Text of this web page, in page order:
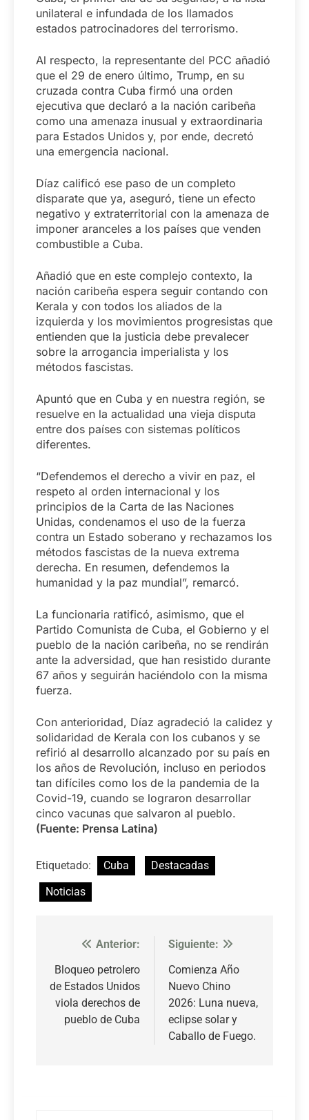
unilateral e infundada de los llamados
estados patrocinadores del terrorismo.
Al respecto, la representante del PCC añadió
que el 29 de enero último, Trump, en su
cruzada contra Cuba firmó una orden
ejecutiva que declaró a la nación caribeña
como una amenaza inusual y extraordinaria
para Estados Unidos y, por ende, decretó
una emergencia nacional.
Díaz calificó ese paso de un completo
disparate que ya, aseguró, tiene un efecto
negativo y extraterritorial con la amenaza de
imponer aranceles a los países que venden
combustible a Cuba.
Añadió que en este complejo contexto, la
nación caribeña espera seguir contando con
Kerala y con todos los aliados de la
izquierda y los movimientos progresistas que
entienden que la justicia debe prevalecer
sobre la arrogancia imperialista y los
métodos fascistas.
Apuntó que en Cuba y en nuestra región, se
resuelve en la actualidad una vieja disputa
entre dos países con sistemas políticos
diferentes.
“Defendemos el derecho a vivir en paz, el
respeto al orden internacional y los
principios de la Carta de las Naciones
Unidas, condenamos el uso de la fuerza
contra un Estado soberano y rechazamos los
métodos fascistas de la nueva extrema
derecha. En resumen, defendemos la
humanidad y la paz mundial”, remarcó.
La funcionaria ratificó, asimismo, que el
Partido Comunista de Cuba, el Gobierno y el
pueblo de la nación caribeña, no se rendirán
ante la adversidad, que han resistido durante
67 años y seguirán haciéndolo con la misma
fuerza.
Con anterioridad, Díaz agradeció la calidez y
solidaridad de Kerala con los cubanos y se
refirió al desarrollo alcanzado por su país en
los años de Revolución, incluso en periodos
tan difíciles como los de la pandemia de la
Covid-19, cuando se lograron desarrollar
cinco vacunas que salvaron al pueblo.
(Fuente: Prensa Latina)
Etiquetado: Cuba
Destacadas
Noticias
Navegación
de
entradas
Anterior:
Bloqueo petrolero
de Estados Unidos
viola derechos de
pueblo de Cuba
Siguiente:
Comienza Año
Nuevo Chino
2026: Luna nueva,
eclipse solar y
Caballo de Fuego.